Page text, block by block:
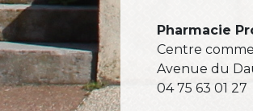
Pharmacie
Centre
Avenue du
04 75 63 01 27